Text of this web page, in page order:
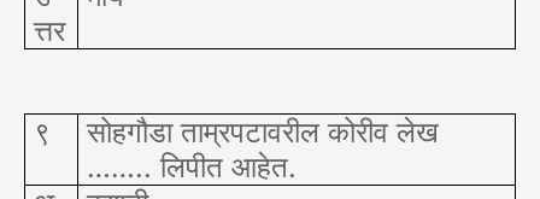
त्तर
९
सोहगौडा ताम्रपटावरील कोरीव लेख
…….. लिपीत आहेत.